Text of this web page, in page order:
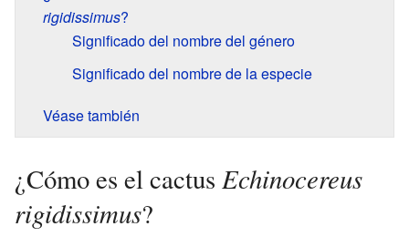
rigidissimus?
Significado del nombre del género
Significado del nombre de la especie
Véase también
¿Cómo es el cactus Echinocereus
rigidissimus?